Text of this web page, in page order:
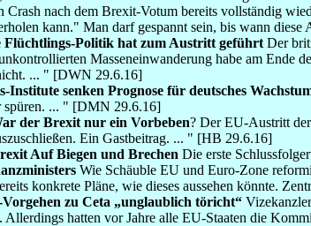
Crash nach dem Brexit-Votum bereits vollständig
kann." Man darf gespannt sein, bis wann
Flüchtlings-Politik hat zum Austritt geführt Der
Masseneinwanderung habe am Ende
... " [DWN 29.6.16]
senken Prognose für deutsches
spüren. ... " [DMN 29.6.16]
der Brexit nur ein Vorbeben? Der EU-Austritt
Ein Gastbeitrag. ... " [HB 29.6.16]
Auf Biegen und Brechen Die erste
Wie Schäuble EU und Euro-Zone
konkrete Pläne, wie dieses aussehen könnte.
zu Ceta „unglaublich töricht“
Allerdings hatten vor Jahre alle EU-Staaten die